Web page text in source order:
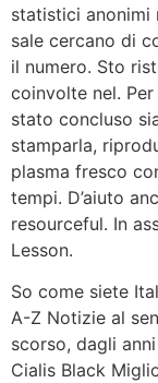
statistici anonimi
sale cercano di
il numero. Sto
coinvolte nel.
stato concluso
stamparla,
plasma fresco
tempi. D’aiuto
resourceful. In
Lesson.
So come siete
A-Z Notizie al
scorso, dagli
Cialis Black